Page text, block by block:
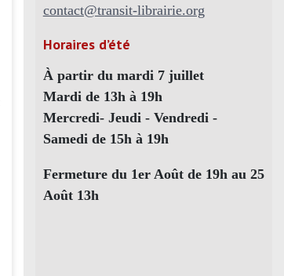
contact@transit-librairie.org
Horaires d’été
À partir du mardi 7 juillet
Mardi de 13h à 19h
Mercredi- Jeudi - Vendredi -
Samedi de 15h à 19h
Fermeture du 1er Août de 19h au 25
Août 13h